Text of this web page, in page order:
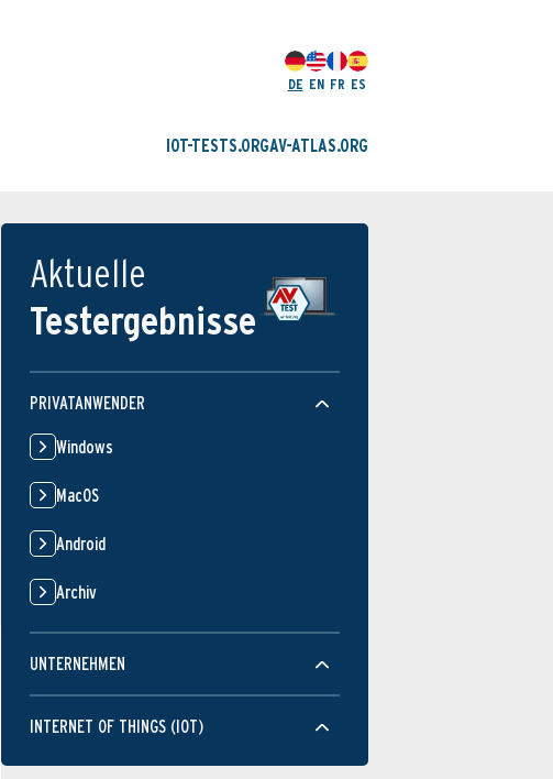
DE EN FR ES
IOT-TESTS.ORGAV-ATLAS.ORG
Aktuelle
Testergebnisse
PRIVATANWENDER
Windows
MacOS
Android
Archiv
UNTERNEHMEN
INTERNET OF THINGS (IOT)